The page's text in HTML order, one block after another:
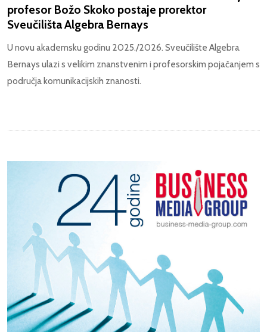
profesor Božo Skoko postaje prorektor
Sveučilišta Algebra Bernays
U novu akademsku godinu 2025./2026. Sveučilište Algebra
Bernays ulazi s velikim znanstvenim i profesorskim pojačanjem s
područja komunikacijskih znanosti.